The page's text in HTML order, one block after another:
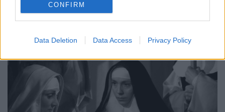
CONFIRM
Data Deletion Data Access Privacy Policy